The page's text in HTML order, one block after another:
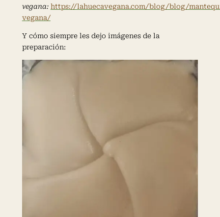
vegana: https://lahuecavegana.com/blog/blog/
vegana/
Y cómo siempre les dejo imágenes de la
preparación: